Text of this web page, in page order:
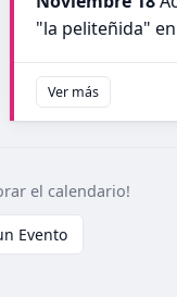
"la peliteñida"
Ver más
el calendario!
Evento